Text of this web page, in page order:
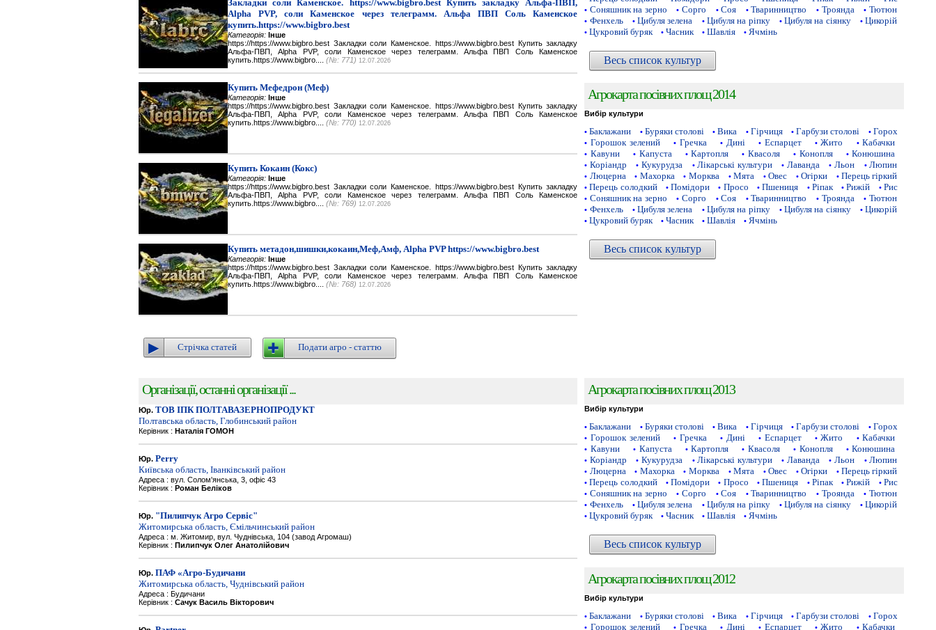
Закладки соли Каменское. https://www.bigbro.best Купить закладку Альфа-ПВП,
Alpha PVP, соли Каменское через телеграмм. Альфа ПВП Соль Каменское
купить.https://www.bigbro.best
Категорія: Інше
https://https://www.bigbro.best Закладки соли Каменское. https://www.bigbro.best Купить закладку
Альфа-ПВП, Alpha PVP, соли Каменское через телеграмм. Альфа ПВП Соль Каменское
купить.https://www.bigbro.... (№: 771) 12.07.2026
Купить Мефедрон (Меф)
Категорія: Інше
https://https://www.bigbro.best Закладки соли Каменское. https://www.bigbro.best Купить закладку
Альфа-ПВП, Alpha PVP, соли Каменское через телеграмм. Альфа ПВП Соль Каменское
купить.https://www.bigbro.... (№: 770) 12.07.2026
Купить Кокаин (Кокс)
Категорія: Інше
https://https://www.bigbro.best Закладки соли Каменское. https://www.bigbro.best Купить закладку
Альфа-ПВП, Alpha PVP, соли Каменское через телеграмм. Альфа ПВП Соль Каменское
купить.https://www.bigbro.... (№: 769) 12.07.2026
Купить метадон,шишки,кокаин,Меф,Амф, Alpha PVP https://www.bigbro.best
Категорія: Інше
https://https://www.bigbro.best Закладки соли Каменское. https://www.bigbro.best Купить закладку
Альфа-ПВП, Alpha PVP, соли Каменское через телеграмм. Альфа ПВП Соль Каменское
купить.https://www.bigbro.... (№: 768) 12.07.2026
Стрічка статей Подати агро - статтю
• Соняшник на зерно • Сорго • Соя • Тваринництво • Троянда • Тютюн
• Фенхель • Цибуля зелена • Цибуля на ріпку • Цибуля на сіянку • Цикорій
• Цукровий буряк • Часник • Шавлія • Ячмінь
Весь список культур
Агрокарта посівних площ 2014
Вибір культури
• Баклажани • Буряки столові • Вика • Гірчиця • Гарбузи столові • Горох
• Горошок зелений • Гречка • Дині • Еспарцет • Жито • Кабачки
• Кавуни • Капуста • Картопля • Квасоля • Конопля • Конюшина
• Коріандр • Кукурудза • Лікарські культури • Лаванда • Льон • Люпин
• Люцерна • Махорка • Морква • Мята • Овес • Огірки • Перець гіркий
• Перець солодкий • Помідори • Просо • Пшениця • Ріпак • Рижій • Рис
• Соняшник на зерно • Сорго • Соя • Тваринництво • Троянда • Тютюн
• Фенхель • Цибуля зелена • Цибуля на ріпку • Цибуля на сіянку • Цикорій
• Цукровий буряк • Часник • Шавлія • Ячмінь
Весь список культур
Організації, останні організації ...
Юр. ТОВ ІПК ПОЛТАВАЗЕРНОПРОДУКТ
Полтавська область, Глобинський район
Керівник : Наталія ГОМОН
Юр. Perry
Київська область, Іванківський район
Адреса : вул. Солом'янська, 3, офіс 43
Керівник : Роман Беліков
Юр. "Пилипчук Агро Сервіс"
Житомирська область, Ємільчинський район
Адреса : м. Житомир, вул. Чуднівська, 104 (завод Агромаш)
Керівник : Пилипчук Олег Анатолійович
Юр. ПАФ «Агро-Будичани
Житомирська область, Чуднівський район
Адреса : Будичани
Керівник : Сачук Василь Вікторович
Агрокарта посівних площ 2013
Вибір культури
• Баклажани • Буряки столові • Вика • Гірчиця • Гарбузи столові • Горох
• Горошок зелений • Гречка • Дині • Еспарцет • Жито • Кабачки
• Кавуни • Капуста • Картопля • Квасоля • Конопля • Конюшина
• Коріандр • Кукурудза • Лікарські культури • Лаванда • Льон • Люпин
• Люцерна • Махорка • Морква • Мята • Овес • Огірки • Перець гіркий
• Перець солодкий • Помідори • Просо • Пшениця • Ріпак • Рижій • Рис
• Соняшник на зерно • Сорго • Соя • Тваринництво • Троянда • Тютюн
• Фенхель • Цибуля зелена • Цибуля на ріпку • Цибуля на сіянку • Цикорій
• Цукровий буряк • Часник • Шавлія • Ячмінь
Весь список культур
Агрокарта посівних площ 2012
Вибір культури
• Баклажани • Буряки столові • Вика • Гірчиця • Гарбузи столові • Горох
• Горошок зелений • Гречка • Дині • Еспарцет • Жито • Кабачки